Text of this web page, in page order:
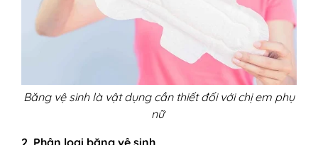
Băng vệ sinh là vật dụng cần thiết đối với chị em phụ
nữ
2. Phân loại băng vệ sinh